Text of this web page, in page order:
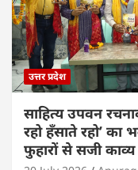
उत्तर प्रदेश
साहित्य उपवन
रहो हॅंसाते रहो’
फुहारों से सजी